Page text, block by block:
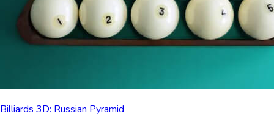
Billiards 3D: Russian Pyramid